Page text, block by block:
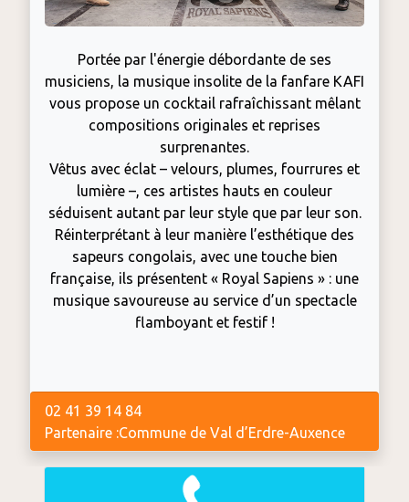
Portée par l'énergie débordante de ses
musiciens, la musique insolite de la fanfare KAFI
vous propose un cocktail rafraîchissant mêlant
compositions originales et reprises
surprenantes.
Vêtus avec éclat – velours, plumes, fourrures et
lumière –, ces artistes hauts en couleur
séduisent autant par leur style que par leur son.
Réinterprétant à leur manière l’esthétique des
sapeurs congolais, avec une touche bien
française, ils présentent « Royal Sapiens » : une
musique savoureuse au service d’un spectacle
flamboyant et festif !
02 41 39 14 84
Partenaire :Commune de Val d’Erdre-Auxence